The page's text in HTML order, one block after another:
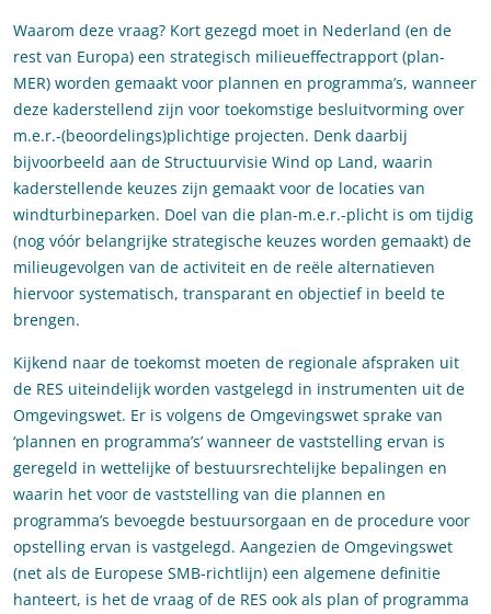
Waarom deze vraag? Kort gezegd moet in Nederland (en de
rest van Europa) een strategisch milieueffectrapport (plan-
MER) worden gemaakt voor plannen en programma’s, wanneer
deze kaderstellend zijn voor toekomstige besluitvorming over
m.e.r.-(beoordelings)plichtige projecten. Denk daarbij
bijvoorbeeld aan de Structuurvisie Wind op Land, waarin
kaderstellende keuzes zijn gemaakt voor de locaties van
windturbineparken. Doel van die plan-m.e.r.-plicht is om tijdig
(nog vóór belangrijke strategische keuzes worden gemaakt) de
milieugevolgen van de activiteit en de reële alternatieven
hiervoor systematisch, transparant en objectief in beeld te
brengen.
Kijkend naar de toekomst moeten de regionale afspraken uit
de RES uiteindelijk worden vastgelegd in instrumenten uit de
Omgevingswet. Er is volgens de Omgevingswet sprake van
‘plannen en programma’s’ wanneer de vaststelling ervan is
geregeld in wettelijke of bestuursrechtelijke bepalingen en
waarin het voor de vaststelling van die plannen en
programma’s bevoegde bestuursorgaan en de procedure voor
opstelling ervan is vastgelegd. Aangezien de Omgevingswet
(net als de Europese SMB-richtlijn) een algemene definitie
hanteert, is het de vraag of de RES ook als plan of programma